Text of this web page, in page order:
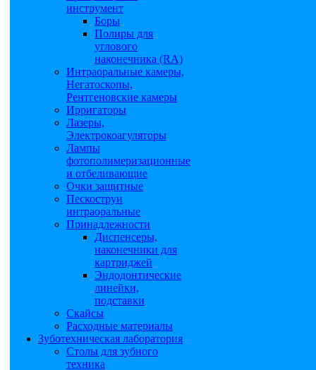
инструмент
Боры
Полиры для
углового
наконечника (RA)
Интраоральные камеры,
Негатоскопы,
Рентгеновские камеры
Ирригаторы
Лазеры,
Электрокоагуляторы
Лампы
фотополимеризационные
и отбеливающие
Очки защитные
Пескоструи
интраоральные
Принадлежности
Диспенсеры,
наконечники для
картриджей
Эндодонтические
линейки,
подставки
Скайсы
Расходные материалы
Зуботехническая лаборатория
Столы для зубного
техника